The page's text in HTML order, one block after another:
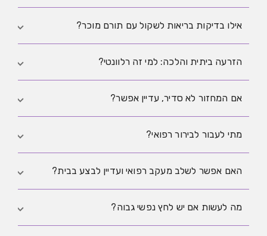
ציפיות, תיעוד, הסכמות והיבטים משפטיים מראש.
אילו בדיקות בריאות לשקול עם תורם מוכר?
בדיקות עדכניות למחלות המועברות במגע מיני ובירור רפואי
הזרעה ביתית והלכה: למי זה רלוונטי?
למי ששיקולים הלכתיים חשובים לה. מומלץ לשלב ייעוץ
אם המחזור לא סדיר, עדיין אפשר?
אפשר, אבל הדיוק בתזמון קשה יותר ולעיתים כדאי בירור
מתי לעבור לבירור רפואי?
לפי גיל ומשך ניסיונות: עד גיל 35 סביב 12 חודשים, ומעל
האם אפשר לשלב מעקב רפואי ועדיין לבצע בבית?
כן, בחלק מהמקרים. זה יכול לשפר דיוק בתזמון וקבלת
מה לעשות אם יש לחץ נפשי גבוה?